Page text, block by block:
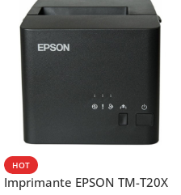
HOT
Imprimante EPSON TM-T20X